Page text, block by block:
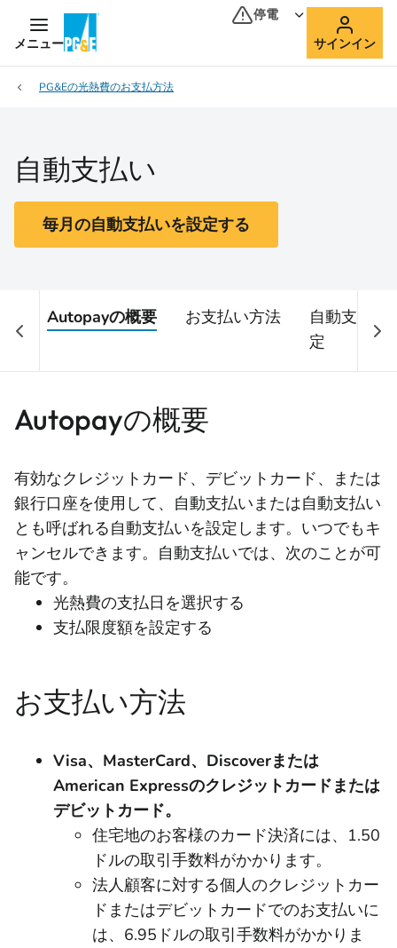
メニュー
停電
サインイン
PG&Eの光熱費のお支払方法
自動支払い
毎月の自動支払いを設定する
Autopayの概要 お支払い方法
自動支払い
定
Autopayの概要
有効なクレジットカード、デビットカード、または
銀行口座を使用して、自動支払いまたは自動支払い
とも呼ばれる自動支払いを設定します。いつでもキ
ャンセルできます。自動支払いでは、次のことが可
能です。
光熱費の支払日を選択する
支払限度額を設定する
お支払い方法
Visa、MasterCard、Discoverまたは
American Expressのクレジットカードまたは
デビットカード。
住宅地のお客様のカード決済には、1.50
ドルの取引手数料がかかります。
法人顧客に対する個人のクレジットカー
ドまたはデビットカードでのお支払いに
は、6.95ドルの取引手数料がかかりま